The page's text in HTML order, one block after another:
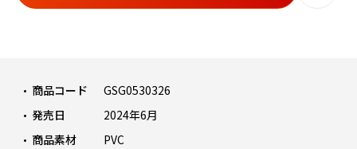
商品コード
GSG0530326
発売日
2024年6月
商品素材
PVC